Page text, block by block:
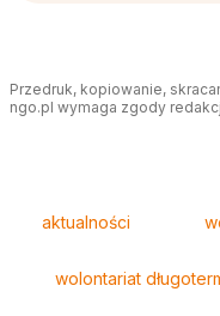
Przedruk, kopiowanie,
ngo.pl wymaga zgody
aktualności
wolontariat